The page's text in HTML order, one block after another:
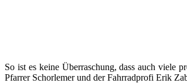
So ist es keine Überraschung, dass auch viele
Pfarrer Schorlemer und der Fahrradprofi Erik